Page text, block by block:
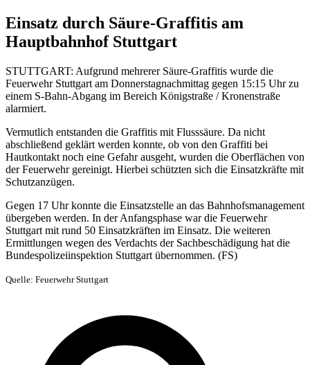
Einsatz durch Säure-Graffitis am
Hauptbahnhof Stuttgart
STUTTGART: Aufgrund mehrerer Säure-Graffitis wurde die
Feuerwehr Stuttgart am Donnerstagnachmittag gegen 15:15 Uhr zu
einem S-Bahn-Abgang im Bereich Königstraße / Kronenstraße
alarmiert.
Vermutlich entstanden die Graffitis mit Flusssäure. Da nicht
abschließend geklärt werden konnte, ob von den Graffiti bei
Hautkontakt noch eine Gefahr ausgeht, wurden die Oberflächen von
der Feuerwehr gereinigt. Hierbei schützten sich die Einsatzkräfte mit
Schutzanzügen.
Gegen 17 Uhr konnte die Einsatzstelle an das Bahnhofsmanagement
übergeben werden. In der Anfangsphase war die Feuerwehr
Stuttgart mit rund 50 Einsatzkräften im Einsatz. Die weiteren
Ermittlungen wegen des Verdachts der Sachbeschädigung hat die
Bundespolizeiinspektion Stuttgart übernommen. (FS)
Quelle: Feuerwehr Stuttgart